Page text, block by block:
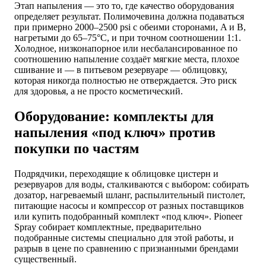
Этап напыления — это то, где качество оборудования
определяет результат. Полимочевина должна подаваться
при примерно 2000–2500 psi с обеими сторонами, A и B,
нагретыми до 65–75°C, и при точном соотношении 1:1.
Холодное, низконапорное или несбалансированное по
соотношению напыление создаёт мягкие места, плохое
сшивание и — в питьевом резервуаре — облицовку,
которая никогда полностью не отверждается. Это риск
для здоровья, а не просто косметический.
Оборудование: комплекты для
напыления «под ключ» против
покупки по частям
Подрядчики, переходящие к облицовке цистерн и
резервуаров для воды, сталкиваются с выбором: собирать
дозатор, нагреваемый шланг, распылительный пистолет,
питающие насосы и компрессор от разных поставщиков
или купить подобранный комплект «под ключ». Pioneer
Spray собирает комплектные, предварительно
подобранные системы специально для этой работы, и
разрыв в цене по сравнению с признанными брендами
существенный.